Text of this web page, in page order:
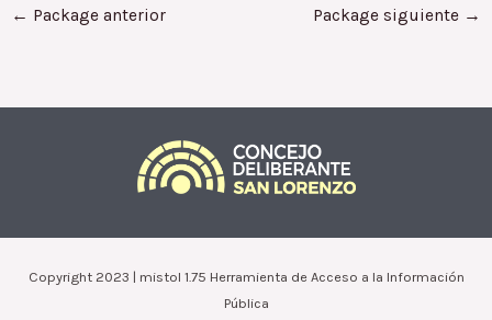
← Package anterior Package siguiente →
Copyright 2023 | mistol 1.75 Herramienta de Acceso a la Información
Pública